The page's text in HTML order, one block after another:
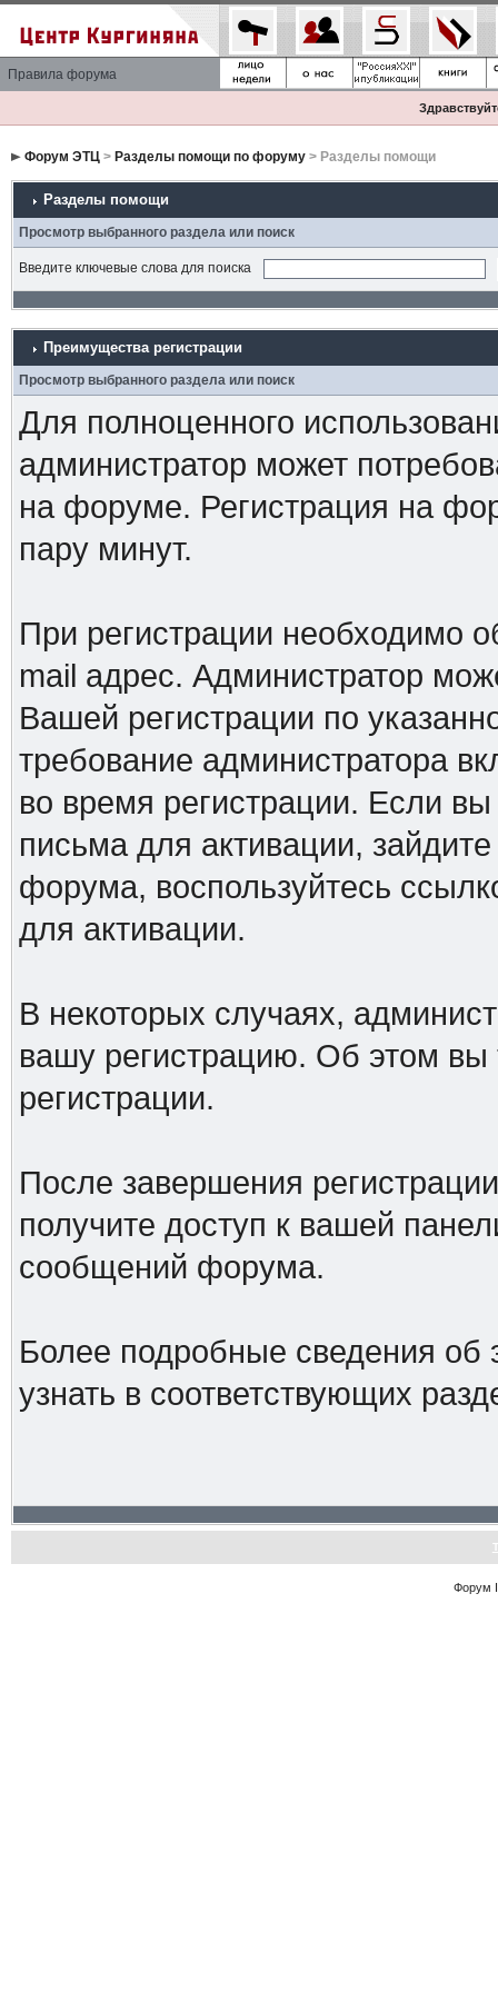
Правила форума
Форум ЭТЦ> Разделы помощи по форуму> Разделы помощи
Разделы помощи
Просмотр выбранного раздела или поиск
Введите ключевые слова для поиска
Преимущества регистрации
Просмотр выбранного раздела или поиск
Для полноценного
администратор может
на форуме. Регистрация на
пару минут.
При регистрации необходимо
mail адрес. Администратор
Вашей регистрации по
требование администратора
во время регистрации. Если
письма для активации,
форума, воспользуйтесь
для активации.
В некоторых случаях,
вашу регистрацию. Об этом
регистрации.
После завершения
получите доступ к вашей
сообщений форума.
Более подробные сведения
узнать в соответствующих
Форум